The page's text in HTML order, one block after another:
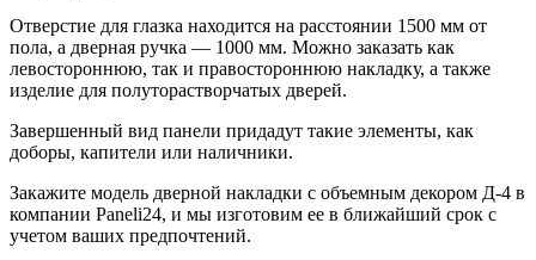
Отверстие для глазка находится на расстоянии 1500 мм от
пола, а дверная ручка — 1000 мм. Можно заказать как
левостороннюю, так и правостороннюю накладку, а также
изделие для полуторастворчатых дверей.
Завершенный вид панели придадут такие элементы, как
доборы, капители или наличники.
Закажите модель дверной накладки с объемным декором Д-4 в
компании Paneli24, и мы изготовим ее в ближайший срок с
учетом ваших предпочтений.